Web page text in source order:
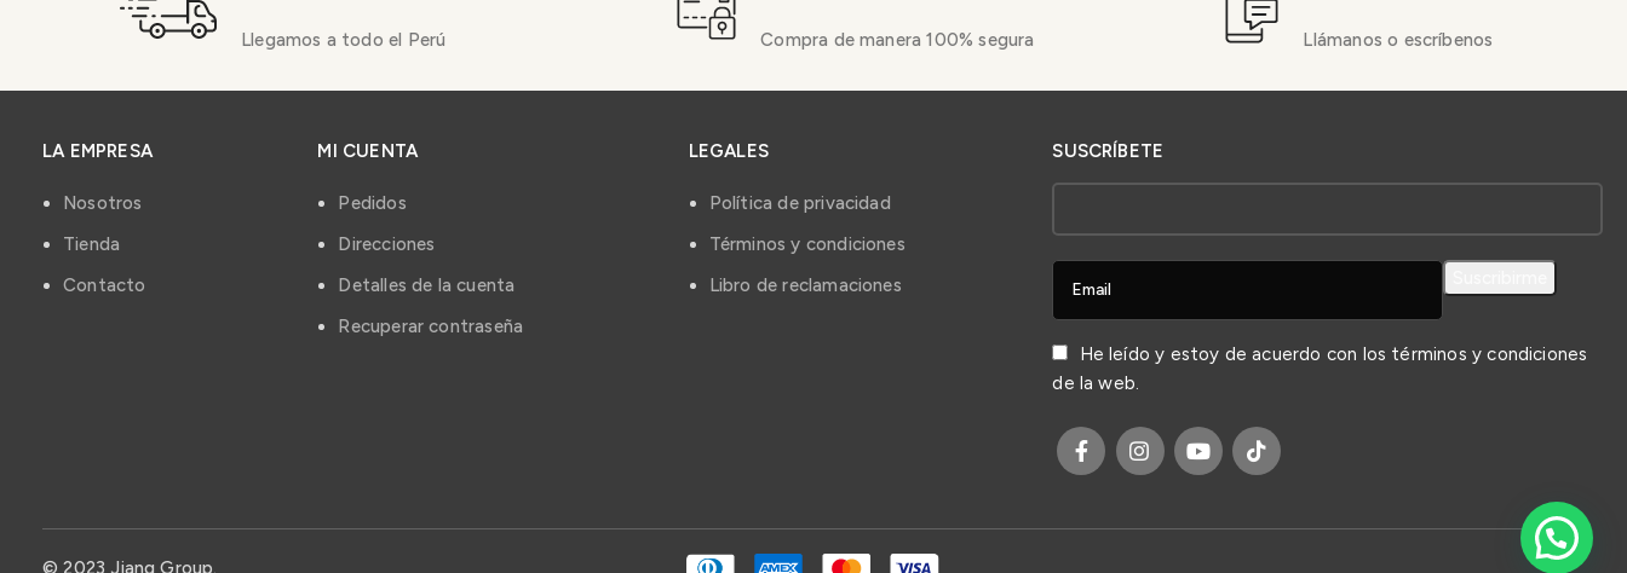
Llegamos a todo el Perú Compra de manera 100% segura Llámanos o escríbenos
LA EMPRESA
Nosotros
Tienda
Contacto
MI CUENTA
Pedidos
Direcciones
Detalles de la cuenta
Recuperar contraseña
LEGALES
Política de privacidad
Términos y condiciones
Libro de reclamaciones
SUSCRÍBETE
He leído y estoy de acuerdo con los términos y condiciones
de la web.
© 2023 Jiang Group.